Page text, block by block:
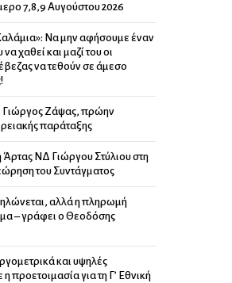
7,8,9 Αυγούστου 2026
Να μην αφήσουμε έναν
χαθεί και μαζί του οι
να τεθούν σε άμεσο
Ζάψας, πρώην
παράταξης
Άρτας ΝΔ Γιώργου Στύλιου στη
του Συντάγματος
αλλά η πληρωμή
– γράφει ο Θεοδόσης
και υψηλές
η προετοιμασία για τη Γ’ Εθνική